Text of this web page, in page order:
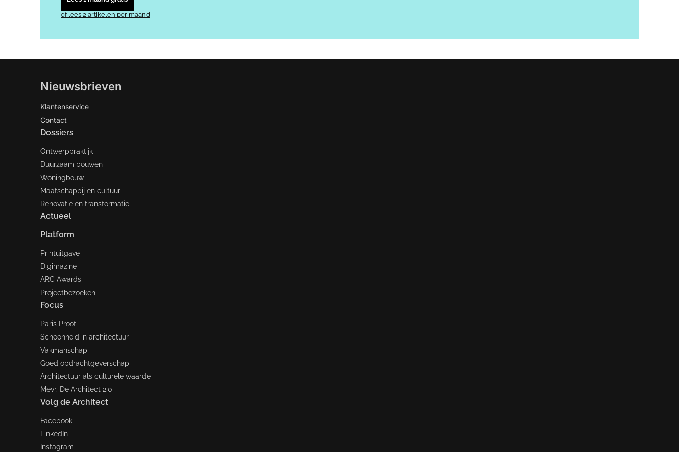
of lees 2 artikelen per maand
Nieuwsbrieven
Klantenservice
Contact
Dossiers
Ontwerppraktijk
Duurzaam bouwen
Woningbouw
Maatschappij en cultuur
Renovatie en transformatie
Actueel
Platform
Printuitgave
Digimazine
ARC Awards
Projectbezoeken
Focus
Paris Proof
Schoonheid in architectuur
Vakmanschap
Goed opdrachtgeverschap
Architectuur als culturele waarde
Mevr. De Architect 2.0
Volg de Architect
Facebook
LinkedIn
Instagram